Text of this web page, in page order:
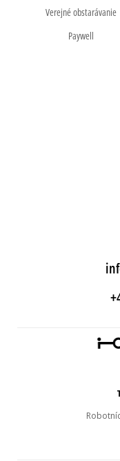
Verejné obstarávanie
Paywell